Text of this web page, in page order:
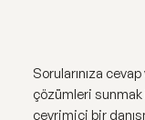
Sorularınıza
çözümleri
çevrimiçi bir